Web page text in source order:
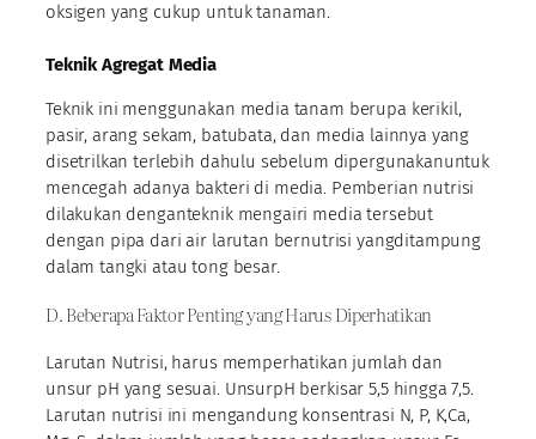
oksigen yang cukup untuk tanaman.
Teknik Agregat Media
Teknik ini menggunakan media tanam berupa kerikil,
pasir, arang sekam, batubata, dan media lainnya yang
disetrilkan terlebih dahulu sebelum dipergunakanuntuk
mencegah adanya bakteri di media. Pemberian nutrisi
dilakukan denganteknik mengairi media tersebut
dengan pipa dari air larutan bernutrisi yangditampung
dalam tangki atau tong besar.
D. Beberapa Faktor Penting yang Harus Diperhatikan
Larutan Nutrisi, harus memperhatikan jumlah dan
unsur pH yang sesuai. UnsurpH berkisar 5,5 hingga 7,5.
Larutan nutrisi ini mengandung konsentrasi N, P, K,Ca,